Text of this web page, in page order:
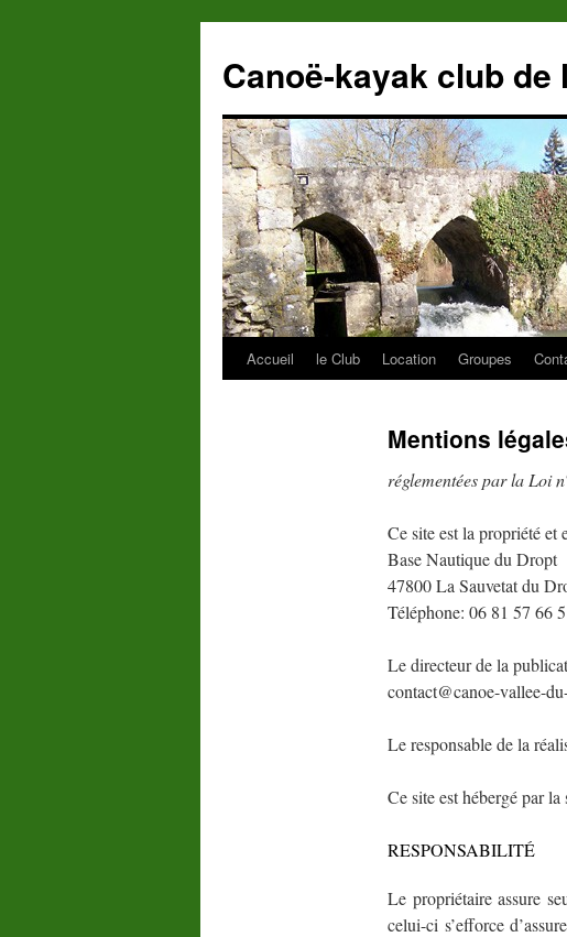
Canoë-kayak club
Accueil le Club Location Groupes
Mentions
réglementées par la Loi
Ce site est la propriété
Base Nautique du Dropt
47800 La Sauvetat du
Téléphone: 06 81 57 66
Le directeur de la
contact@canoe-vallee-
Le responsable de la
Ce site est hébergé par
RESPONSABILITÉ
Le propriétaire assure
celui-ci s’efforce